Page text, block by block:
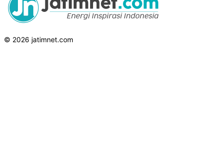
© 2026 jatimnet.com